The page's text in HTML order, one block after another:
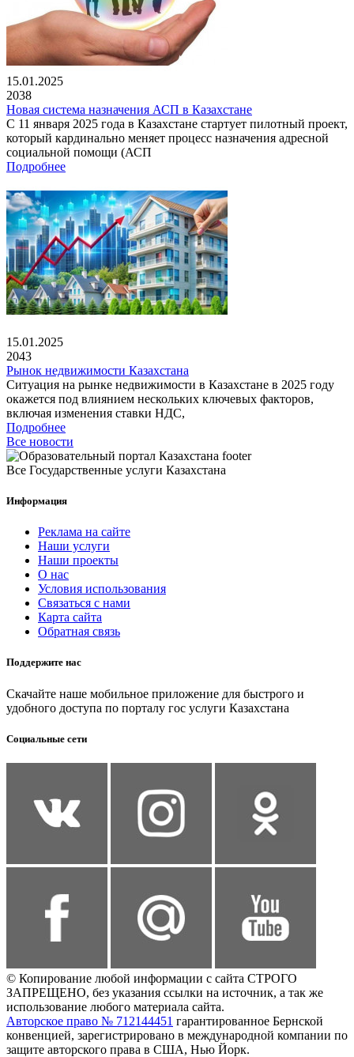
15.01.2025
2038
Новая система назначения АСП в Казахстане
С 11 января 2025 года в Казахстане стартует пилотный проект,
который кардинально меняет процесс назначения адресной
социальной помощи (АСП
Подробнее
15.01.2025
2043
Рынок недвижимости Казахстана
Ситуация на рынке недвижимости в Казахстане в 2025 году
окажется под влиянием нескольких ключевых факторов,
включая изменения ставки НДС,
Подробнее
Все новости
Все Государственные услуги Казахстана
Информация
Реклама на сайте
Наши услуги
Наши проекты
О нас
Условия использования
Связаться с нами
Карта сайта
Обратная связь
Поддержите нас
Скачайте наше мобильное приложение для быстрого и
удобного доступа по порталу гос услуги Казахстана
Социальные сети
© Копирование любой информации с сайта СТРОГО
ЗАПРЕЩЕНО, без указания ссылки на источник, а так же
использование любого материала сайта.
Авторское право № 712144451 гарантированное Бернской
конвенцией, зарегистрировано в международной компании по
защите авторского права в США, Нью Йорк.